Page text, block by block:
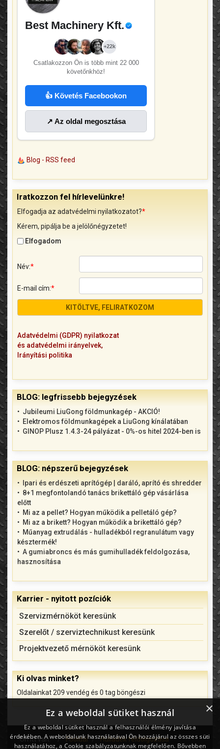
Best Machinery Kft.
+22k
Csatlakozzon Ön is több mint 22 000
követőnkhöz!
👍 Követés Facebookon
↗ Az oldal megosztása
Blog - RSS feed
Iratkozzon fel hírlevelünkre!
Elfogadja az adatvédelmi nyilatkozatot?*
Kérem, pipálja be a jelölőnégyzetet!
Elfogadom
Név:*
E-mail cím:*
Adatvédelmi (GDPR) nyilatkozat
és adatvédelmi irányelvek,
Irányítási politika
BLOG: legfrissebb bejegyzések
Jubileumi LiuGong földmunkagép - AKCIÓ!
Elektromos földmunkagépek a LiuGong kínálatában
GINOP Plusz 1.4.3-24 pályázat - 0%-os hitel 2024-ben is
BLOG: népszerű bejegyzések
Ipari és erdészeti aprítógép | daráló, aprító és shredder
8+1 megfontolandó tanács brikettáló gép vásárlása
előtt
Mi az a pellet? Hogyan működik a pelletáló gép?
Mi az a brikett? Hogyan működik a brikettáló gép?
Műanyag extrudálás - hulladékból regranulátum vagy
késztermék!
A gumiabroncs és más gumihulladék feldolgozása,
hasznosítása
Karrier - nyitott pozíciók
Szervizmérnököt keresünk
Szerelőt / szerviztechnikust keresünk
Projektvezető mérnököt keresünk
Ki olvas minket?
Oldalainkat 209 vendég és 0 tag böngészi
Ön itt van: Főoldal
Hulladék feldolgozása
×
Ez a weboldal sütiket használ
Ez a weboldal sütiket használ a felhasználói élmény javítása
érdekében. A weboldalunk használatával Ön hozzájárul az összes süti
használatához, a Cookie szabályzatunknak megfelelően. Bővebben